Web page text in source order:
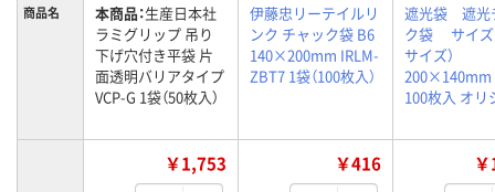
商品名 本商品：生産日本社
ラミグリップ 吊り
下げ穴付き平袋 片
面透明バリアタイプ
VCP-G 1袋（50枚入）
伊藤忠リーテイルリ
ンク チャック袋 B6
140×200mm IRLM-
ZBT7 1袋（100枚入）
遮光袋 遮光
ク袋 サイズ
サイズ）
100枚入 オリ
￥1,753 ￥416